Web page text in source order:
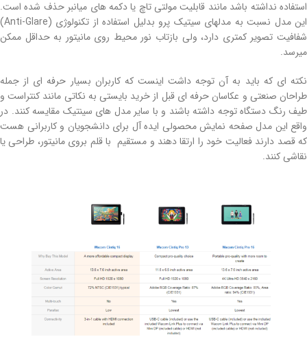
استفاده نداشته باشد مانند قابلیت مولتی تاچ یا دکمه های میانبر حذف شده است.
این مدل نسبت به مدلهای سیتیک پرو بدلیل استفاده از تکنولوژی (Anti-Glare)
شفافیت تصویر کمتری دارد، ولی بازتاب نور محیط روی مانیتور به حداقل ممکن
میرسد.
نکته ای که باید به آن توجه داشت اینست که کاربران بسیار حرفه ای از جمله
طراحان صنعتی و عکاسان حرفه ای قبل از خرید بایستی به نکاتی مانند کنتراست و
طیف رنگ دستگاه توجه داشته باشند و با سایر مدل های سینتیک مقایسه کنند. در
واقع این مدل صفحه نمایش محصولی ایده آل برای دانشجویان و کاربرانی هست
که قصد دارند فعالیت خود را ارتقا دهند و مستقیم با قلم بروی مانیتور، طراحی یا
نقاشی کنند.